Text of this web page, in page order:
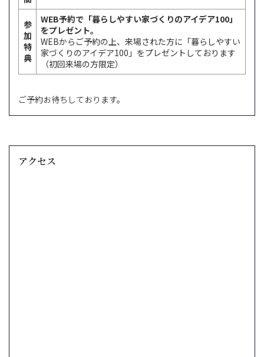
参
加
特
典
WEB予約で「暮らしやすい家づくりのアイデア100」
をプレゼント。
WEBからご予約の上、来場された方に「暮らしやすい
家づくりのアイデア100」をプレゼントしております
（初回来場の方限定）
ご予約お待ちしております。
アクセス